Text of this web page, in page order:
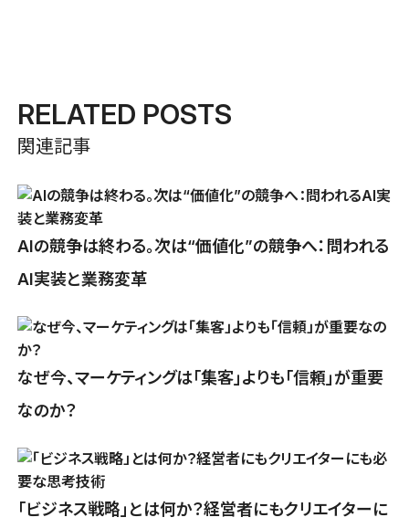
RELATED POSTS
関連記事
AIの競争は終わる。次は“価値化”の競争へ：問われる
AI実装と業務変革
なぜ今、マーケティングは「集客」よりも「信頼」が重要
なのか？
「ビジネス戦略」とは何か？経営者にもクリエイターに